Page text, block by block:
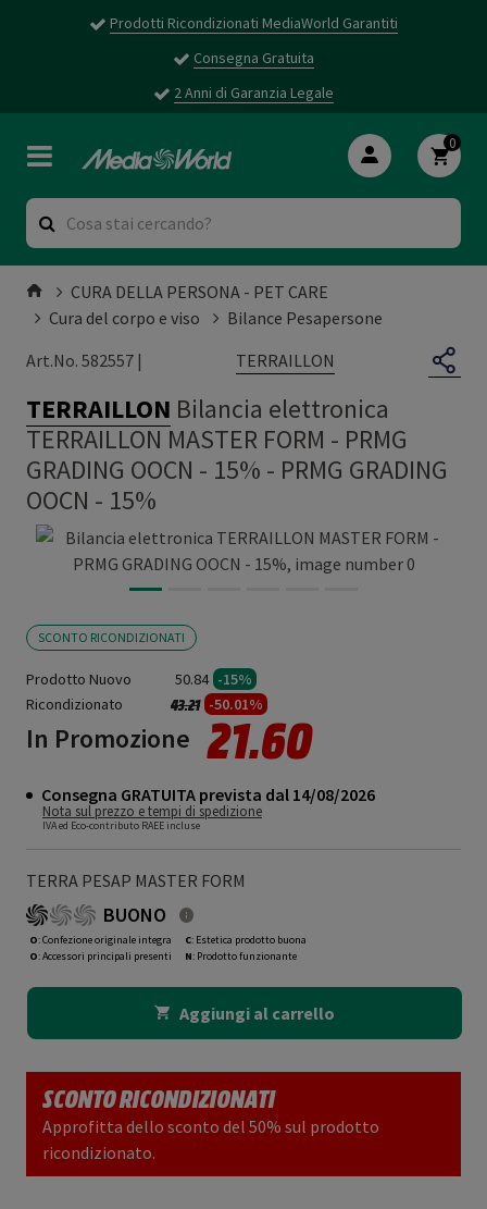
Prodotti Ricondizionati MediaWorld Garantiti
Consegna Gratuita
2 Anni di Garanzia Legale
0
CURA DELLA PERSONA - PET CARE
Cura del corpo e viso
Bilance Pesapersone
Art.No. 582557 |
TERRAILLON
TERRAILLON Bilancia elettronica
TERRAILLON MASTER FORM - PRMG
GRADING OOCN - 15% - PRMG GRADING
OOCN - 15%
SCONTO RICONDIZIONATI
Prodotto Nuovo 50.84 -15%
Ricondizionato
Prezzo ridotto da
43.21a -50.01%
In Promozione 21.60
Consegna GRATUITA prevista dal 14/08/2026
Nota sul prezzo e tempi di spedizione
IVA ed Eco-contributo RAEE incluse
TERRA PESAP MASTER FORM
BUONO
O: Confezione originale integra
O: Accessori principali presenti
C: Estetica prodotto buona
N: Prodotto funzionante
Aggiungi al carrello
SCONTO RICONDIZIONATI
Approfitta dello sconto del 50% sul prodotto
ricondizionato.